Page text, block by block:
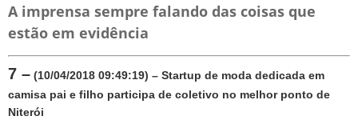
A imprensa sempre falando das coisas que
estão em evidência
7 – (10/04/2018 09:49:19) – Startup de moda dedicada em
camisa pai e filho participa de coletivo no melhor ponto de
Niterói